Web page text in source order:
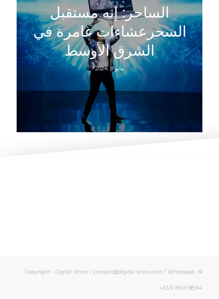
الساحر: إنه مستقبل
السحرعشاءات غامرة في
الشرق الأوسط
مايو 8, 2024
© Copyright - Digital Show / contact@digital-show.com / Whatsapp :
+33 6 78 01 88 94